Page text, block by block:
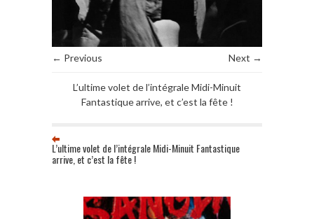
← Previous Next →
L’ultime volet de l’intégrale Midi-Minuit
Fantastique arrive, et c’est la fête !
L’ultime volet de l’intégrale Midi-Minuit Fantastique
arrive, et c’est la fête !